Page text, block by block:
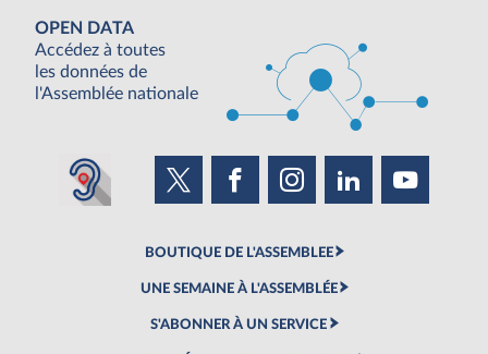
OPEN DATA
Accédez à toutes
les données de
l'Assemblée nationale
BOUTIQUE DE L'ASSEMBLEE
UNE SEMAINE À L'ASSEMBLÉE
S'ABONNER À UN SERVICE